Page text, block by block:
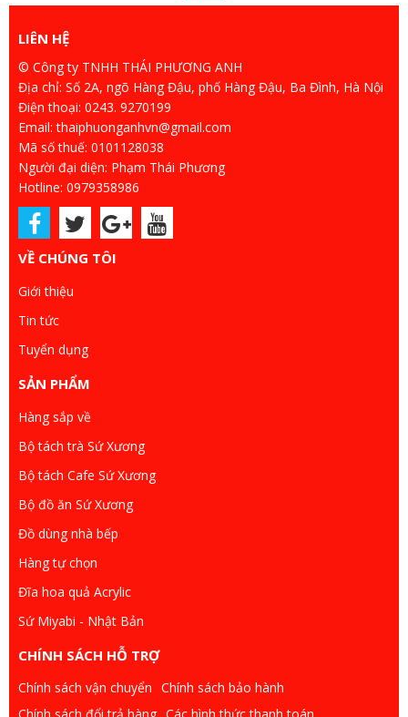
LIÊN HỆ
© Công ty TNHH THÁI PHƯƠNG ANH
Địa chỉ: Số 2A, ngõ Hàng Đậu, phố Hàng Đậu, Ba Đình, Hà Nội
Điện thoại: 0243. 9270199
Email: thaiphuonganhvn@gmail.com
Mã số thuế: 0101128038
Người đại diện: Phạm Thái Phương
Hotline: 0979358986
VỀ CHÚNG TÔI
Giới thiệu
Tin tức
Tuyển dụng
SẢN PHẨM
Hàng sắp về
Bộ tách trà Sứ Xương
Bộ tách Cafe Sứ Xương
Bộ đồ ăn Sứ Xương
Đồ dùng nhà bếp
Hàng tự chọn
Đĩa hoa quả Acrylic
Sứ Miyabi - Nhật Bản
CHÍNH SÁCH HỖ TRỢ
Chính sách vận chuyển Chính sách bảo hành
Chính sách đổi trả hàng Các hình thức thanh toán